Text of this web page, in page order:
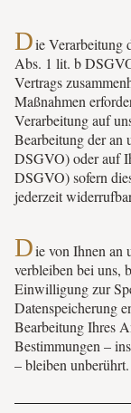
Die Verarbeitung
Abs. 1 lit. b
Vertrags
Maßnahmen
Verarbeitung auf
Bearbeitung der
DSGVO) oder auf
DSGVO) sofern
jederzeit
Die von Ihnen an
verbleiben bei uns,
Einwilligung zur
Datenspeicherung
Bearbeitung Ihres
Bestimmungen –
– bleiben unberührt.